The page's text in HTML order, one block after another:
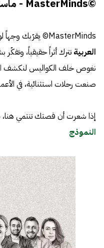
©MasterMinds - ماستر مايندز
MasterMinds© يقرّبك وجهاً لوجه من
العربية تترك أثراً حقيقياً،
نغوص خلف الكواليس لنكشف
صنعت رحلات استثنائية، في
إذا شعرت أن قصتك تنتمي
النموذج